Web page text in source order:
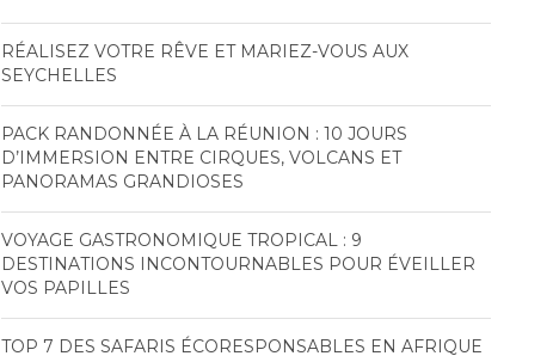
RÉALISEZ VOTRE RÊVE ET MARIEZ-VOUS AUX
SEYCHELLES
PACK RANDONNÉE À LA RÉUNION : 10 JOURS
D’IMMERSION ENTRE CIRQUES, VOLCANS ET
PANORAMAS GRANDIOSES
VOYAGE GASTRONOMIQUE TROPICAL : 9
DESTINATIONS INCONTOURNABLES POUR ÉVEILLER
VOS PAPILLES
TOP 7 DES SAFARIS ÉCORESPONSABLES EN AFRIQUE